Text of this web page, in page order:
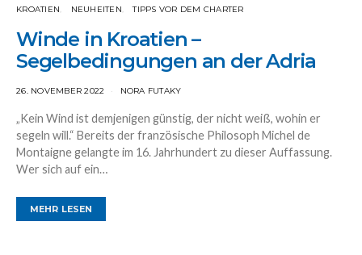
KROATIEN NEUHEITEN TIPPS VOR DEM CHARTER
Winde in Kroatien –
Segelbedingungen an der Adria
26. NOVEMBER 2022 NORA FUTAKY
„Kein Wind ist demjenigen günstig, der nicht weiß, wohin er
segeln will.“ Bereits der französische Philosoph Michel de
Montaigne gelangte im 16. Jahrhundert zu dieser Auffassung.
Wer sich auf ein…
MEHR LESEN